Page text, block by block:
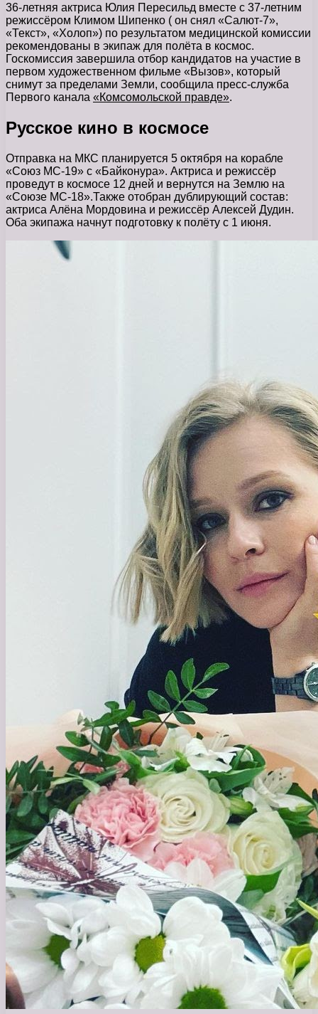
36-летняя актриса Юлия Пересильд вместе с 37-летним
режиссёром Климом Шипенко ( он снял «Салют-7»,
«Текст», «Холоп») по результатом медицинской комиссии
рекомендованы в экипаж для полёта в космос.
Госкомиссия завершила отбор кандидатов на участие в
первом художественном фильме «Вызов», который
снимут за пределами Земли, сообщила пресс-служба
Первого канала «Комсомольской правде».
Русское кино в космосе
Отправка на МКС планируется 5 октября на корабле
«Союз МС-19» с «Байконура». Актриса и режиссёр
проведут в космосе 12 дней и вернутся на Землю на
«Союзе МС-18».Также отобран дублирующий состав:
актриса Алёна Мордовина и режиссёр Алексей Дудин.
Оба экипажа начнут подготовку к полёту с 1 июня.